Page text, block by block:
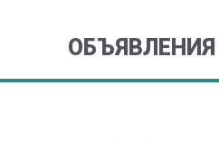
ОБЪЯВЛЕНИЯ